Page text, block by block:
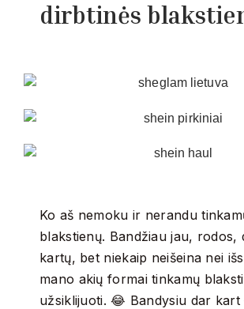
dirbtinės
Ko aš nemoku ir nerandu
blakstienų. Bandžiau jau, rodos,
kartų, bet niekaip neišeina nei
mano akių formai tinkamų
užsiklijuoti. 😂 Bandysiu dar kart